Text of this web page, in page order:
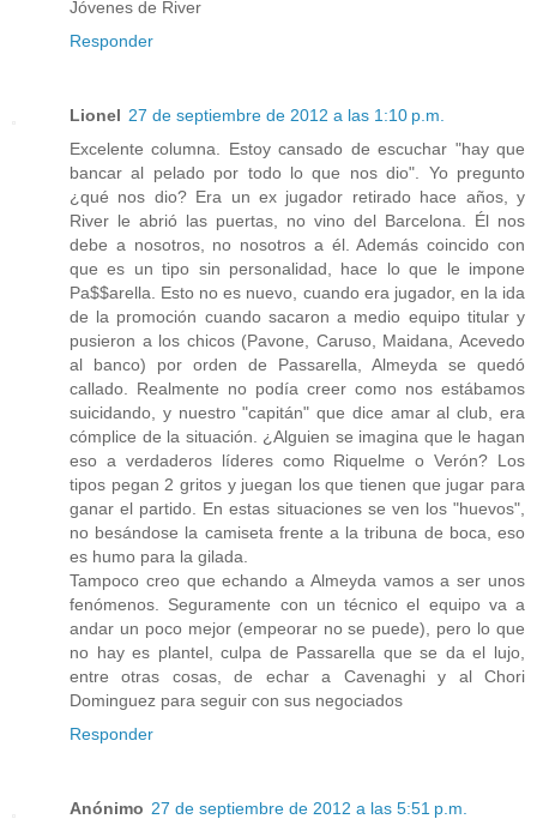
Jóvenes de River
Responder
Lionel 27 de septiembre de 2012 a las 1:10 p.m.
Excelente columna. Estoy cansado de escuchar "hay que
bancar al pelado por todo lo que nos dio". Yo pregunto
¿qué nos dio? Era un ex jugador retirado hace años, y
River le abrió las puertas, no vino del Barcelona. Él nos
debe a nosotros, no nosotros a él. Además coincido con
que es un tipo sin personalidad, hace lo que le impone
Pa$$arella. Esto no es nuevo, cuando era jugador, en la ida
de la promoción cuando sacaron a medio equipo titular y
pusieron a los chicos (Pavone, Caruso, Maidana, Acevedo
al banco) por orden de Passarella, Almeyda se quedó
callado. Realmente no podía creer como nos estábamos
suicidando, y nuestro "capitán" que dice amar al club, era
cómplice de la situación. ¿Alguien se imagina que le hagan
eso a verdaderos líderes como Riquelme o Verón? Los
tipos pegan 2 gritos y juegan los que tienen que jugar para
ganar el partido. En estas situaciones se ven los "huevos",
no besándose la camiseta frente a la tribuna de boca, eso
es humo para la gilada.
Tampoco creo que echando a Almeyda vamos a ser unos
fenómenos. Seguramente con un técnico el equipo va a
andar un poco mejor (empeorar no se puede), pero lo que
no hay es plantel, culpa de Passarella que se da el lujo,
entre otras cosas, de echar a Cavenaghi y al Chori
Dominguez para seguir con sus negociados
Responder
Anónimo 27 de septiembre de 2012 a las 5:51 p.m.